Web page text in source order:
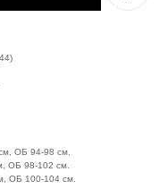
ОБ 94-98 см.
ОБ 98-102 см.
ОБ 100-104 см.